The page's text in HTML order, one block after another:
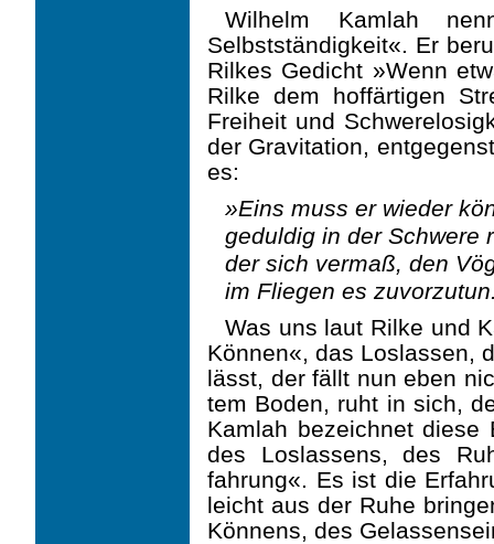
Wilhelm Kamlah
Selbstständigkeit«. Er
Rilkes Gedicht »Wenn
Rilke dem hoffärtigen
Freiheit und
der Gravitation,
es:
»Eins muss er wieder
geduldig in der Schwere
der sich vermaß, den
im Fliegen es
Was uns laut Rilke und
Können«, das Loslassen,
lässt, der fällt nun eben
tem Boden, ruht in sich,
Kamlah bezeichnet diese
des Loslassens, des
fahrung«. Es ist die
leicht aus der Ruhe
Könnens, des